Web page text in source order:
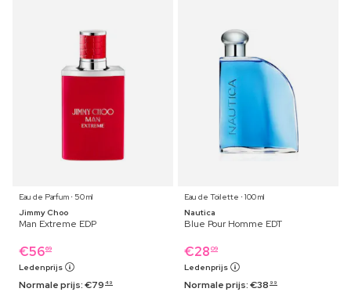
Eau de Parfum ⋅ 50 ml
Jimmy Choo
Man Extreme EDP
€5669
Ledenprijs
Normale prijs:€79 49
Eau de Toilette ⋅ 100 ml
Nautica
Blue Pour Homme EDT
€28 09
Ledenprijs
Normale prijs:€38 99